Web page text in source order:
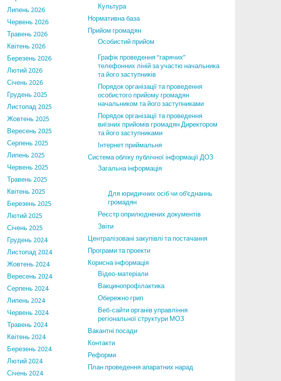
Липень 2026
Червень 2026
Травень 2026
Квітень 2026
Березень 2026
Лютий 2026
Січень 2026
Грудень 2025
Листопад 2025
Жовтень 2025
Вересень 2025
Серпень 2025
Липень 2025
Червень 2025
Травень 2025
Квітень 2025
Березень 2025
Лютий 2025
Січень 2025
Грудень 2024
Листопад 2024
Жовтень 2024
Вересень 2024
Серпень 2024
Липень 2024
Червень 2024
Травень 2024
Квітень 2024
Березень 2024
Лютий 2024
Січень 2024
Культура
Нормативна база
Прийом громадян
Особистий прийом
Графік проведення “гарячих”
телефонних ліній за участю начальника
та його заступників
Порядок організації та проведення
особистого прийому громадян
начальником та його заступниками
Порядок організації та проведення
виїзних прийомів громадян Директором
та його заступниками
Інтернет приймальня
Система обліку публічної інформації ДОЗ
Загальна інформація
Для юридичних осіб чи об’єднаннь
громадян
Реєстр оприлюднених документів
Звіти
Централізовані закупівлі та постачання
Програми та проекти
Корисна інформація
Відео-матеріали
Вакцинопрофілактика
Обережно грип
Веб-сайти органів управління
регіональної структури МОЗ
Вакантні посади
Контакти
Реформи
План проведення апаратних нарад